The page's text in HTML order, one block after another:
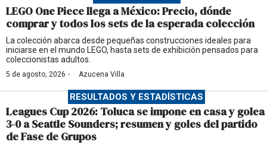
LEGO One Piece llega a México: Precio, dónde
comprar y todos los sets de la esperada colección
La colección abarca desde pequeñas construcciones ideales para
iniciarse en el mundo LEGO, hasta sets de exhibición pensados para
coleccionistas adultos.
5 de agosto, 2026 · Azucena Villa
RESULTADOS Y ESTADÍSTICAS
Leagues Cup 2026: Toluca se impone en casa y golea
3-0 a Seattle Sounders; resumen y goles del partido
de Fase de Grupos